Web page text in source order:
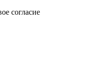
согласие